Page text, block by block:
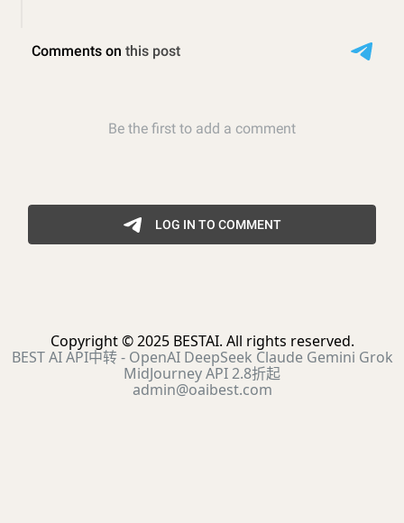
Copyright © 2025 BESTAI. All rights reserved.
BEST AI API中转 - OpenAI DeepSeek Claude Gemini Grok
MidJourney API 2.8折起
admin@oaibest.com